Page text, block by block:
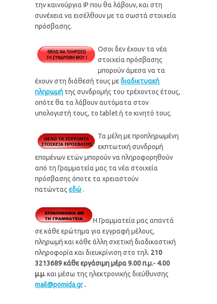
την καινούργια ΙΡ που θα λάβουν, και στη
συνέχεια να εισέλθουν με τα σωστά στοιχεία
πρόσβασης.
Οσοι δεν έχουν τα νέα
στοιχεία πρόσβασης
μπορούν άμεσα να τα
έχουν στη διάθεσή τους μεδιαδικτυακή
πληρωμή της συνδρομής του τρέχοντος έτους,
οπότε θα τα λάβουν αυτόματα στον
υπολογιστή τους, το tablet ή το κινητό τους.
Τα μέλη με προπληρωμένη
εκπτωτική συνδρομή
επομένων ετών μπορούν να πληροφορηθούν
από τη Γραμματεία μας τα νέα στοιχεία
πρόσβασης όποτε τα χρειαστούν
πατώνταςεδώ .
Η Γραμματεία μας απαντά
σε κάθε ερώτημα για εγγραφή μέλους,
πληρωμή και κάθε άλλη σχετική διαδικαστική
πληροφορία και διευκρίνιση στο τηλ. 210
3213689 κάθε εργάσιμη μέρα 9.00 π.μ.- 4.00
μ.μ.και μέσω της ηλεκτρονικής διεύθυνσης
mail@pomida.gr.